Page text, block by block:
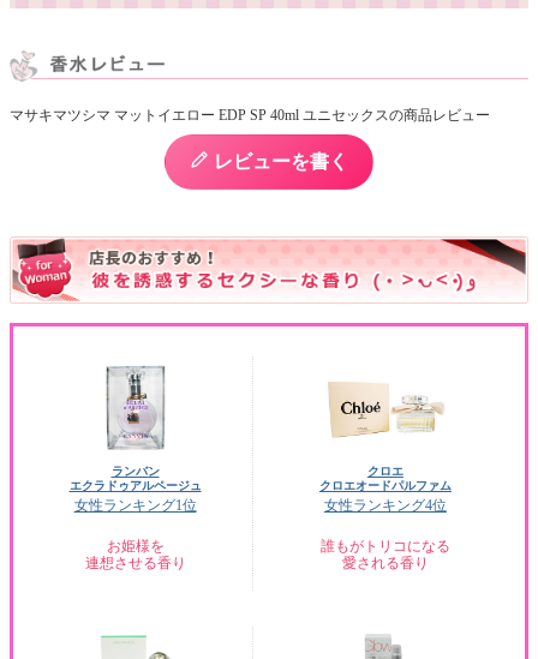
マサキマツシマ マットイエロー EDP SP 40ml ユニセックスの商品レビュー
レビューを書く
ランバン
エクラドゥアルページュ
女性ランキング1位
お姫様を
連想させる香り
クロエ
クロエオードパルファム
女性ランキング4位
誰もがトリコになる
愛される香り